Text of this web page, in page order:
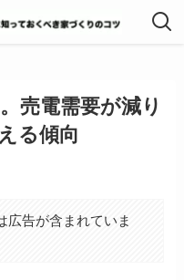
売電需要が減り
る傾向
広告が含まれていま